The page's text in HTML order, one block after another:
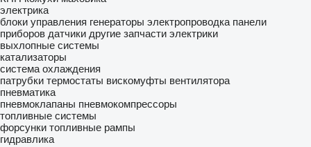
электрика
блоки управления генераторы электропроводка панели
приборов датчики другие запчасти электрики
выхлопные системы
катализаторы
система охлаждения
патрубки термостаты вискомуфты вентилятора
пневматика
пневмоклапаны пневмокомпрессоры
топливные системы
форсунки топливные рампы
гидравлика